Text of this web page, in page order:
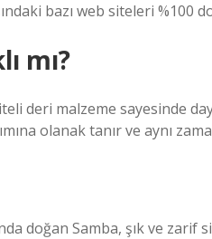
bazı web siteleri
mı?
deri malzeme sayesinde
olanak tanır ve aynı
doğan Samba, şık ve zarif